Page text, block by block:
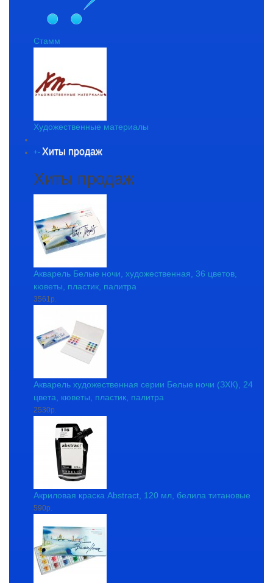
Стамм
Художественные материалы
+- Хиты продаж
Хиты продаж
Акварель Белые ночи, художественная, 36 цветов,
кюветы, пластик, палитра
3561р.
Акварель художественная серии Белые ночи (ЗХК), 24
цвета, кюветы, пластик, палитра
2530р.
Акриловая краска Abstract, 120 мл, белила титановые
590р.